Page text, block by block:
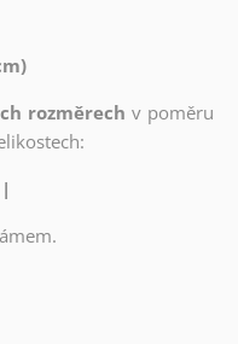
rozměrech v poměru